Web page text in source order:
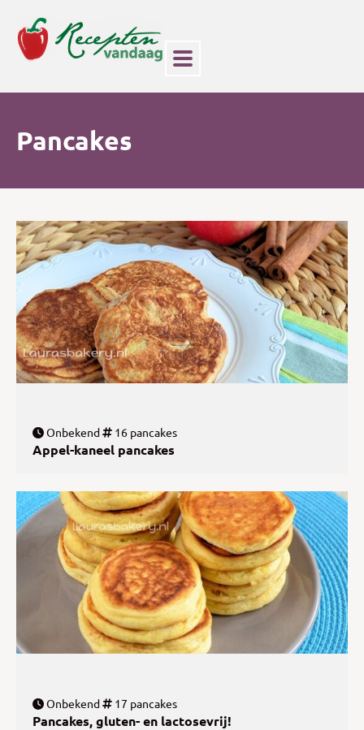
Pancakes
Onbekend 16 pancakes
Appel-kaneel pancakes
Onbekend 17 pancakes
Pancakes, gluten- en lactosevrij!